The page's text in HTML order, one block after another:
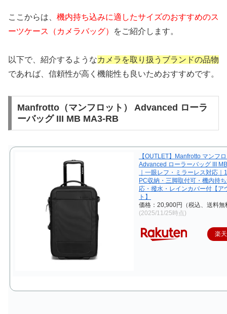
ここからは、 機内持ち込みに適したサイズのおすすめのス
ーツケース（カメラバッグ）
をご紹介します。
以下で、紹介するようなカメラを取り扱うブランドの品物
であれば、信頼性が高く機能性も良いためおすすめです。
Manfrotto（マンフロット） Advanced ローラ
ーバッグ III MB MA3-RB
【OUTLET】Manfrotto マンフ
Advanced ローラーバッグ III
｜一眼レフ・ミラーレス対応｜
PC収納・三脚取付可・機内持
応・撥水・レインカバー付【ア
ト】
価格：20,900円（税込、送料無
(2025/11/25時点)
楽